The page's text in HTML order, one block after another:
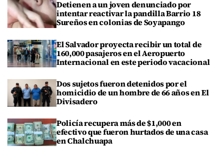
Detienen a un joven denunciado por
intentar reactivar la pandilla Barrio 18
Sureños en colonias de Soyapango
El Salvador proyecta recibir un total de
160,000 pasajeros en el Aeropuerto
Internacional en este periodo vacacional
Dos sujetos fueron detenidos por el
homicidio de un hombre de 66 años en El
Divisadero
Policía recupera más de $1,000 en
efectivo que fueron hurtados de una casa
en Chalchuapa